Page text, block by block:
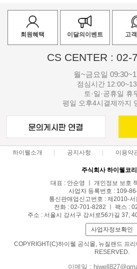
회원혜택 이달의이벤트 고
CS CENTER : 02-
월~금요일
점심시간
토·일·공휴일 휴
평일 오후4시결제까지
하이웰소개 공지사항 이용약
주식회사 하이웰코
대표 : 안순영 ㅣ 개인정보 보호
사업자 등록번호 : 109-
통신판매업신고번호 : 제2010-
전화 : 02-701-8282 ㅣ 팩스 :
주소 : 서울시 강서구 강서로56가길 37,
사업자정보확인
COPYRIGHT(C)하이웰 공식몰, 뉴질랜드 프
RESERVED.
이메일 :